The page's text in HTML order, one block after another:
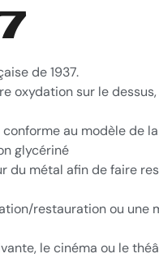
de 1937.
oxydation sur le
au modèle de
glycériné
du métal afin de faire
restauration ou
le cinéma ou le